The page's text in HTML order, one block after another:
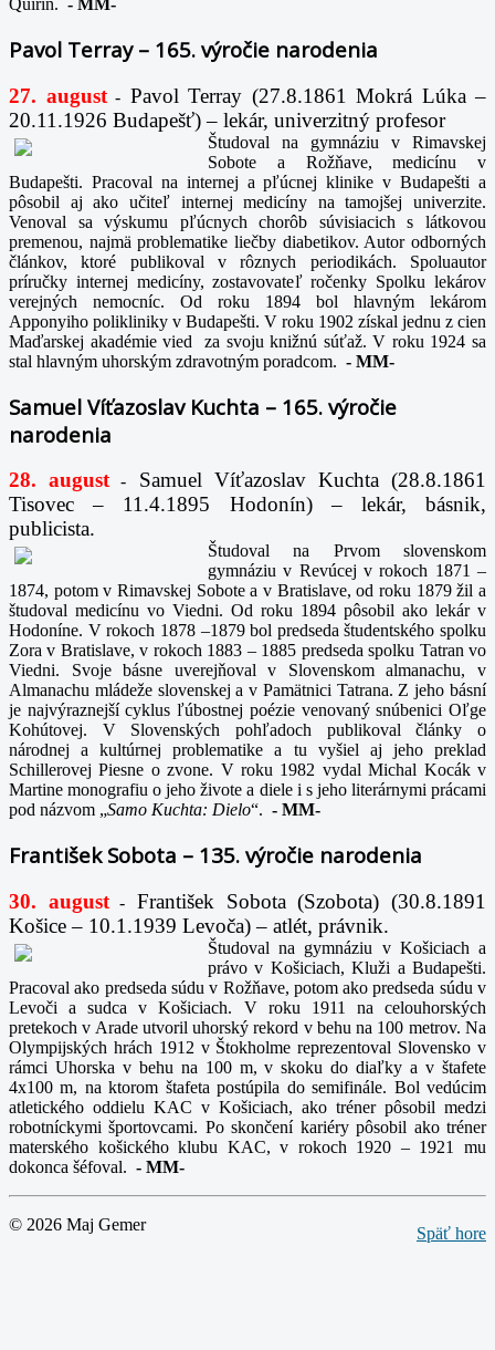
Quirin. - MM-
Pavol Terray – 165. výročie narodenia
27. august- Pavol Terray (27.8.1861 Mokrá Lúka –
20.11.1926 Budapešť) – lekár, univerzitný profesor
Študoval na gymnáziu v Rimavskej
Sobote a Rožňave, medicínu v
Budapešti. Pracoval na internej a pľúcnej klinike v Budapešti a
pôsobil aj ako učiteľ internej medicíny na tamojšej univerzite.
Venoval sa výskumu pľúcnych chorôb súvisiacich s látkovou
premenou, najmä problematike liečby diabetikov. Autor odborných
článkov, ktoré publikoval v rôznych periodikách. Spoluautor
príručky internej medicíny, zostavovateľ ročenky Spolku lekárov
verejných nemocníc. Od roku 1894 bol hlavným lekárom
Apponyiho polikliniky v Budapešti. V roku 1902 získal jednu z cien
Maďarskej akadémie vied za svoju knižnú súťaž. V roku 1924 sa
stal hlavným uhorským zdravotným poradcom. - MM-
Samuel Víťazoslav Kuchta – 165. výročie
narodenia
28. august -
Samuel Víťazoslav Kuchta (28.8.1861
Tisovec – 11.4.1895 Hodonín) – lekár, básnik,
publicista.
Študoval na Prvom slovenskom
gymnáziu v Revúcej v rokoch 1871 –
1874, potom v Rimavskej Sobote a v Bratislave, od roku 1879 žil a
študoval medicínu vo Viedni. Od roku 1894 pôsobil ako lekár v
Hodoníne. V rokoch 1878 –1879 bol predseda študentského spolku
Zora v Bratislave, v rokoch 1883 – 1885 predseda spolku Tatran vo
Viedni. Svoje básne uverejňoval v Slovenskom almanachu, v
Almanachu mládeže slovenskej a v Pamätnici Tatrana. Z jeho básní
je najvýraznejší cyklus ľúbostnej poézie venovaný snúbenici Oľge
Kohútovej. V Slovenských pohľadoch publikoval články o
národnej a kultúrnej problematike a tu vyšiel aj jeho preklad
Schillerovej Piesne o zvone. V roku 1982 vydal Michal Kocák v
Martine monografiu o jeho živote a diele i s jeho literárnymi prácami
pod názvom „Samo Kuchta: Dielo“. - MM-
František Sobota – 135. výročie narodenia
30. august-
František Sobota (Szobota) (30.8.1891
Košice – 10.1.1939 Levoča) – atlét, právnik.
Študoval na gymnáziu v Košiciach a
právo v Košiciach, Kluži a Budapešti.
Pracoval ako predseda súdu v Rožňave, potom ako predseda súdu v
Levoči a sudca v Košiciach. V roku 1911 na celouhorských
pretekoch v Arade utvoril uhorský rekord v behu na 100 metrov. Na
Olympijských hrách 1912 v Štokholme reprezentoval Slovensko v
rámci Uhorska v behu na 100 m, v skoku do diaľky a v štafete
4x100 m, na ktorom štafeta postúpila do semifinále. Bol vedúcim
atletického oddielu KAC v Košiciach, ako tréner pôsobil medzi
robotníckymi športovcami. Po skončení kariéry pôsobil ako tréner
materského košického klubu KAC, v rokoch 1920 – 1921 mu
dokonca šéfoval. - MM-
Späť hore
© 2026 Maj Gemer